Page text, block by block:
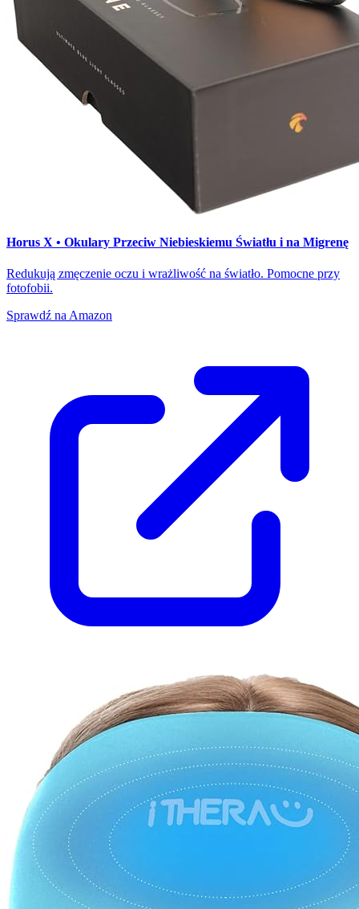
Horus X • Okulary Przeciw Niebieskiemu Światłu i na Migrenę
Redukują zmęczenie oczu i wrażliwość na światło. Pomocne przy
fotofobii.
Sprawdź na Amazon